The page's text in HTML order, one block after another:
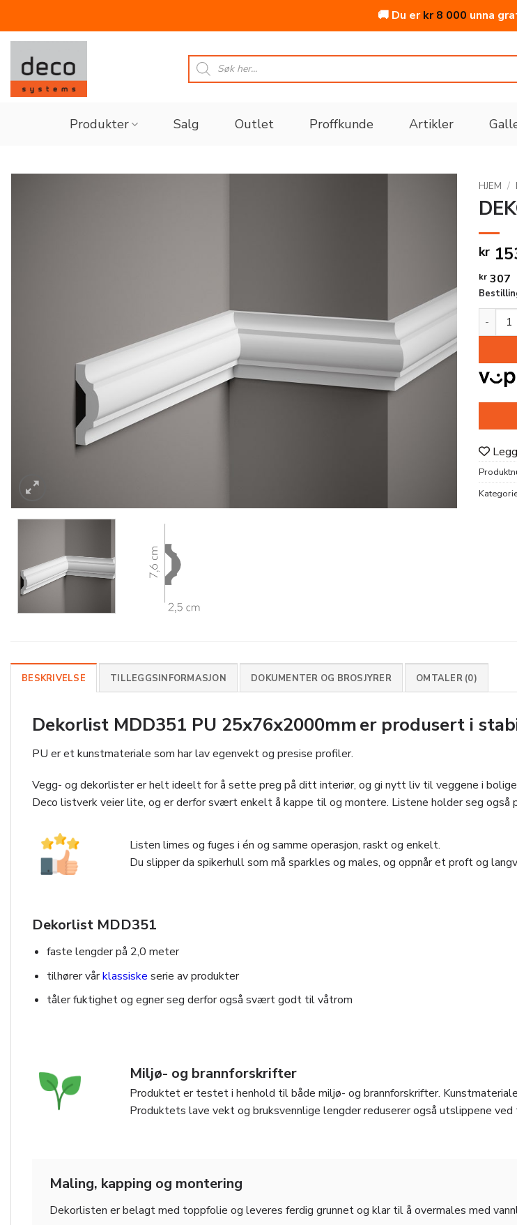
🚚 Du erkr8 000 unna
Skip
content
Products
search
Produkter Salg Outlet Proffkunde Artikler
HJEM /
kr
kr 307
BESKRIVELSE TILLEGGSINFORMASJON DOKUMENTER OG BROSJYRER OMTALER (0)
Dekorlist MDD351 PU 25x76x2000mm er produsert i
PU er et kunstmateriale som har lav egenvekt og presise profiler.
Vegg- og dekorlister er helt ideelt for å sette preg på ditt interiør, og gi nytt liv til veggene i
Deco listverk veier lite, og er derfor svært enkelt å kappe til og montere. Listene holder seg
Listen limes og fuges i én og samme operasjon, raskt og enkelt.
Du slipper da spikerhull som må sparkles og males, og oppnår et proft og
Dekorlist MDD351
faste lengder på 2,0 meter
tilhører vårklassiske serie av produkter
tåler fuktighet og egner seg derfor også svært godt til våtrom
Miljø- og brannforskrifter
Produktet er testet i henhold til både miljø- og brannforskrifter.
Produktets lave vekt og bruksvennlige lengder reduserer også utslippene
Maling, kapping og montering
Dekorlisten er belagt med toppfolie og leveres ferdig grunnet og klar til å overmales med